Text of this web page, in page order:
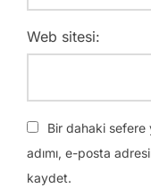
Web sitesi:
Bir dahaki sefere
adımı, e-posta
kaydet.